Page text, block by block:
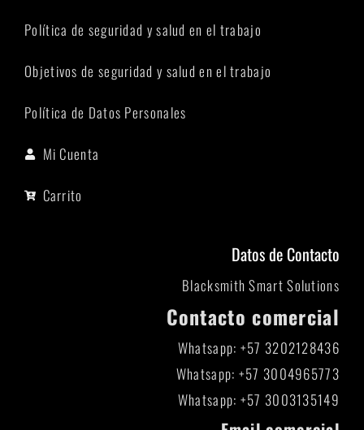
Política de seguridad y salud en el trabajo
Objetivos de seguridad y salud en el trabajo
Política de Datos Personales
Mi Cuenta
Carrito
Datos de Contacto
Blacksmith Smart Solutions
Contacto comercial
Whatsapp: +57 3202128436
Whatsapp: +57 3004965773
Whatsapp: +57 3003135149